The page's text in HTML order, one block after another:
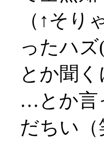
（↑そり
ったハズ
とか聞
…とか言
だちい（